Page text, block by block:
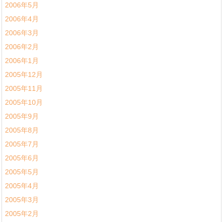
2006年5月
2006年4月
2006年3月
2006年2月
2006年1月
2005年12月
2005年11月
2005年10月
2005年9月
2005年8月
2005年7月
2005年6月
2005年5月
2005年4月
2005年3月
2005年2月